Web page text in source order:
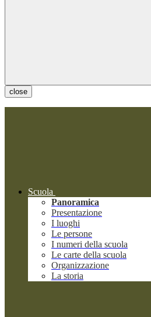
close
Scuola
Panoramica
Presentazione
I luoghi
Le persone
I numeri della scuola
Le carte della scuola
Organizzazione
La storia